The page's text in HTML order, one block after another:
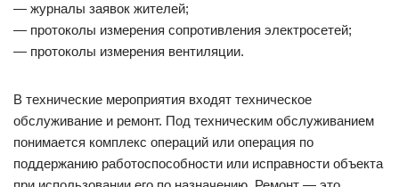
— журналы заявок жителей;
— протоколы измерения сопротивления электросетей;
— протоколы измерения вентиляции.
В технические мероприятия входят техническое
обслуживание и ремонт. Под техническим обслуживанием
понимается комплекс операций или операция по
поддержанию работоспособности или исправности объекта